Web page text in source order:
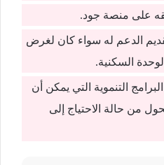
على منصة جود.
الدعم له سواء كان لغرض
السكنية.
التنموية التي يمكن أن
من حالة الاحتياج إلى